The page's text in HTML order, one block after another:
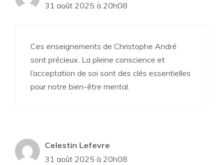
31 août 2025 à 20h08
Ces enseignements de Christophe André
sont précieux. La pleine conscience et
l’acceptation de soi sont des clés essentielles
pour notre bien-être mental.
Celestin Lefevre
31 août 2025 à 20h08